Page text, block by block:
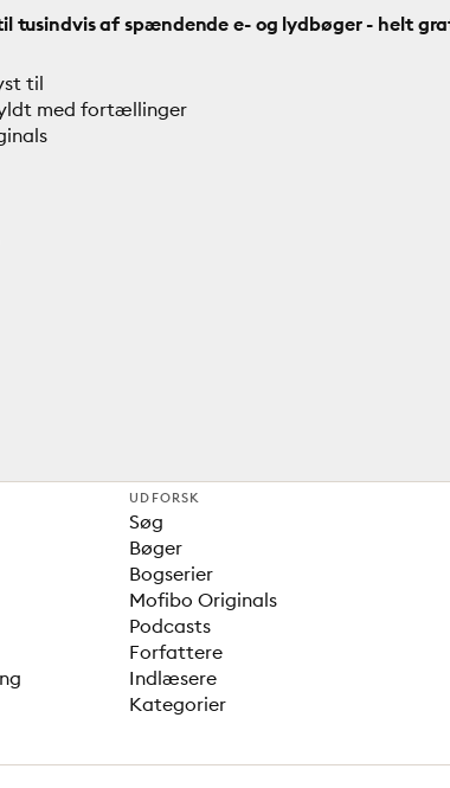
tusindvis af spændende e- og lydbøger - helt
til
med fortællinger
UDFORSK
Søg
Bøger
Bogserier
Mofibo Originals
Podcasts
Forfattere
Indlæsere
Kategorier